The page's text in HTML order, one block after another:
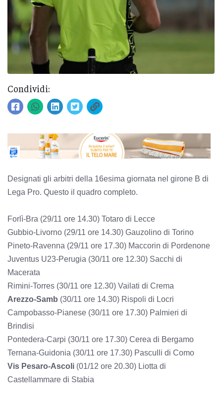
Condividi:
Designati gli arbitri della 16esima giornata nel girone B di
Lega Pro. Questo il quadro completo.
Forlì-Bra (29/11 ore 14.30) Totaro di Lecce
Gubbio-Livorno (29/11 ore 14.30) Gauzolino di Torino
Pineto-Ravenna (29/11 ore 17.30) Maccorin di Pordenone
Juventus U23-Perugia (30/11 ore 12.30) Sacchi di
Macerata
Rimini-Torres (30/11 ore 12.30) Vailati di Crema
Arezzo-Samb (30/11 ore 14.30) Rispoli di Locri
Campobasso-Pianese (30/11 ore 17.30) Palmieri di
Brindisi
Pontedera-Carpi (30/11 ore 17.30) Cerea di Bergamo
Ternana-Guidonia (30/11 ore 17.30) Pasculli di Como
Vis Pesaro-Ascoli (01/12 ore 20.30) Liotta di
Castellammare di Stabia